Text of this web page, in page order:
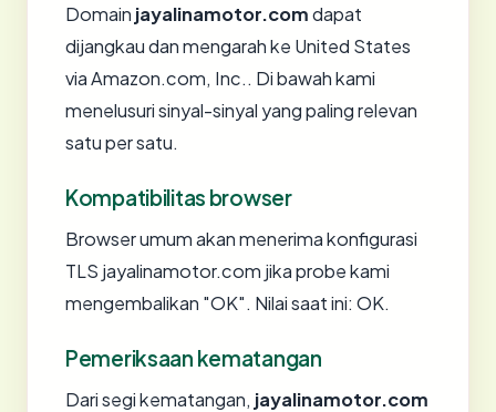
Domain jayalinamotor.comdapat
dijangkau dan mengarah ke United States
via Amazon.com, Inc.. Di bawah kami
menelusuri sinyal-sinyal yang paling relevan
satu per satu.
Kompatibilitas browser
Browser umum akan menerima konfigurasi
TLS jayalinamotor.com jika probe kami
mengembalikan "OK". Nilai saat ini: OK.
Pemeriksaan kematangan
Dari segi kematangan, jayalinamotor.com